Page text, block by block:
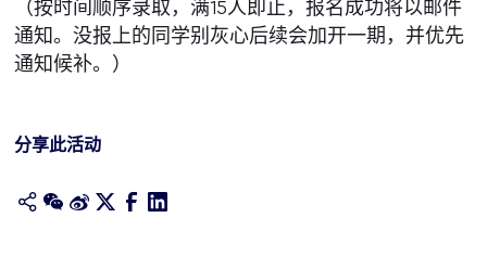
（按时间顺序录取，满15人即止，报名成功将以邮件
通知。没报上的同学别灰心后续会加开一期，并优先
通知候补。）
分享此活动